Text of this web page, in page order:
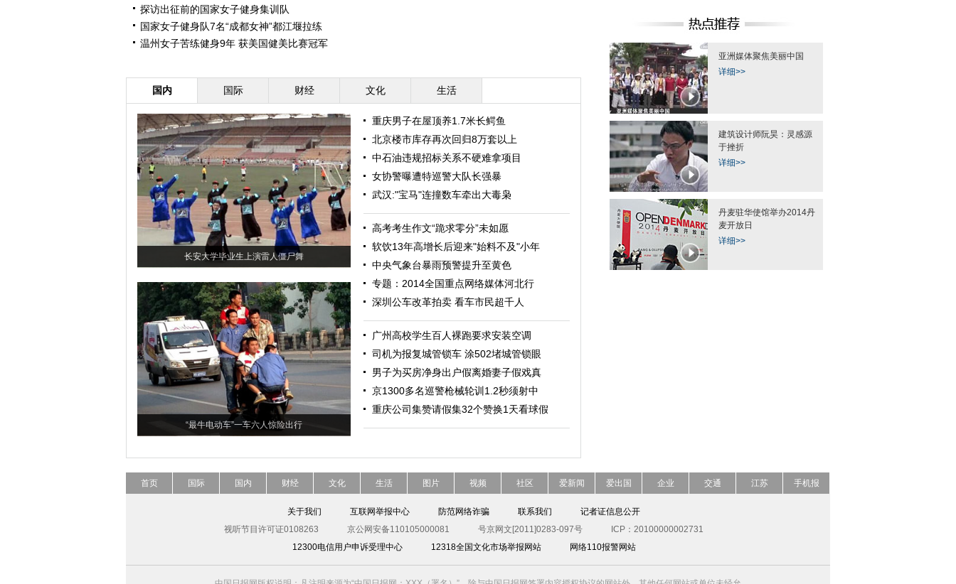
探访出征前的国家女子健身集训队
国家女子健身队7名“成都女神”都江堰拉练
温州女子苦练健身9年 获美国健美比赛冠军
国内 国际 财经 文化 生活
长安大学毕业生上演雷人僵尸舞
“最牛电动车”一车六人惊险出行
重庆男子在屋顶养1.7米长鳄鱼
北京楼市库存再次回归8万套以上
中石油违规招标关系不硬难拿项目
女协警曝遭特巡警大队长强暴
武汉:"宝马"连撞数车牵出大毒枭
高考考生作文“跪求零分”未如愿
软饮13年高增长后迎来"始料不及"小年
中央气象台暴雨预警提升至黄色
专题：2014全国重点网络媒体河北行
深圳公车改革拍卖 看车市民超千人
广州高校学生百人裸跑要求安装空调
司机为报复城管锁车 涂502堵城管锁眼
男子为买房净身出户假离婚妻子假戏真
京1300多名巡警枪械轮训1.2秒须射中
重庆公司集赞请假集32个赞换1天看球假
亚洲媒体聚焦美丽中国
详细>>
建筑设计师阮昊：灵感源
于挫折
详细>>
丹麦驻华使馆举办2014丹
麦开放日
详细>>
首页 国际 国内 财经 文化 生活 图片 视频 社区 爱新闻 爱出国 企业 交通 江苏 手机报
关于我们 互联网举报中心 防范网络诈骗 联系我们
记者证信息公开
视听节目许可证0108263
京公网安备110105000081 号京网文[2011]0283-097号
ICP：20100000002731
12300电信用户申诉受理中心
12318全国文化市场举报网站 网络110报警网站